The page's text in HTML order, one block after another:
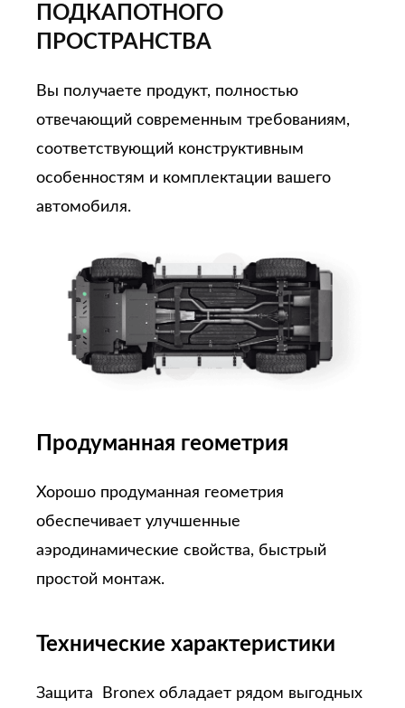
ПОДКАПОТНОГО
ПРОСТРАНСТВА
Вы получаете продукт, полностью
отвечающий современным требованиям,
соответствующий конструктивным
особенностям и комплектации вашего
автомобиля.
Продуманная геометрия
Хорошо продуманная геометрия
обеспечивает улучшенные
аэродинамические свойства, быстрый
простой монтаж.
Технические характеристики
Защита Bronex обладает рядом выгодных